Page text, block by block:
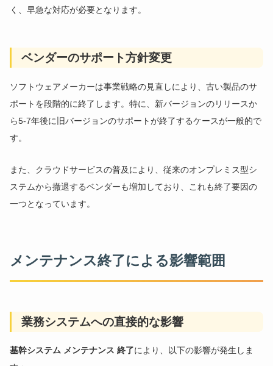
く、早急な対応が必要となります。
ベンダーのサポート方針変更
ソフトウェアメーカーは事業戦略の見直しにより、古い製品のサ
ポートを段階的に終了します。特に、新バージョンのリリースか
ら5-7年後に旧バージョンのサポートが終了するケースが一般的で
す。
また、クラウドサービスの普及により、従来のオンプレミス型シ
ステムから撤退するベンダーも増加しており、これも終了要因の
一つとなっています。
メンテナンス終了による影響範囲
業務システムへの直接的な影響
基幹システム メンテナンス 終了により、以下の影響が発生しま